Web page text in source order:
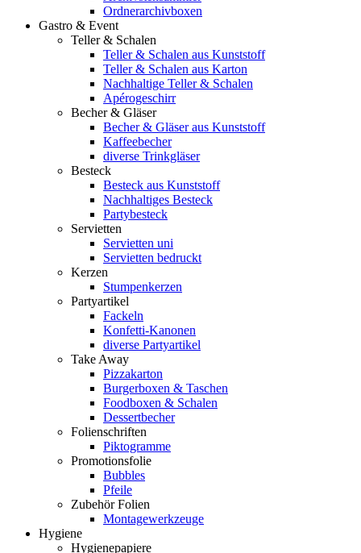
Ordnerarchivboxen
Gastro & Event
Teller & Schalen
Teller & Schalen aus Kunststoff
Teller & Schalen aus Karton
Nachhaltige Teller & Schalen
Apérogeschirr
Becher & Gläser
Becher & Gläser aus Kunststoff
Kaffeebecher
diverse Trinkgläser
Besteck
Besteck aus Kunststoff
Nachhaltiges Besteck
Partybesteck
Servietten
Servietten uni
Servietten bedruckt
Kerzen
Stumpenkerzen
Partyartikel
Fackeln
Konfetti-Kanonen
diverse Partyartikel
Take Away
Pizzakarton
Burgerboxen & Taschen
Foodboxen & Schalen
Dessertbecher
Folienschriften
Piktogramme
Promotionsfolie
Bubbles
Pfeile
Zubehör Folien
Montagewerkzeuge
Hygiene
Hygienepapiere